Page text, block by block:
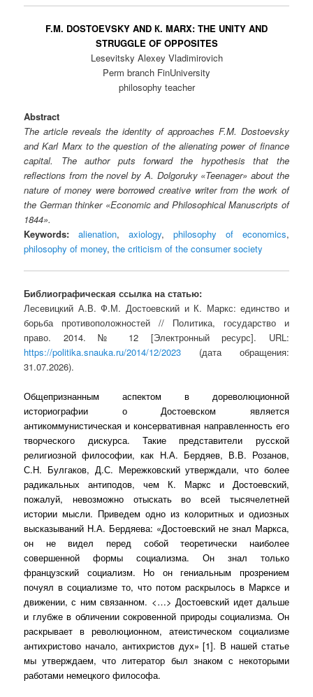
F.M. DOSTOEVSKY AND К. MARX: THE UNITY AND
STRUGGLE OF OPPOSITES
Lesevitsky Alexey Vladimirovich
Perm branch FinUniversity
philosophy teacher
Abstract
The article reveals the identity of approaches F.M. Dostoevsky
and Karl Marx to the question of the alienating power of finance
capital. The author puts forward the hypothesis that the
reflections from the novel by A. Dolgoruky «Teenager» about the
nature of money were borrowed creative writer from the work of
the German thinker «Economic and Philosophical Manuscripts of
1844».
Keywords:
alienation,axiology, philosophy of economics,
philosophy of money,the criticism of the consumer society
Библиографическая ссылка на статью:
Лесевицкий А.В. Ф.М. Достоевский и К. Маркс: единство и
борьба противоположностей // Политика, государство и
право. 2014. № 12 [Электронный ресурс]. URL:
https://politika.snauka.ru/2014/12/2023 (дата обращения:
31.07.2026).
Общепризнанным аспектом в дореволюционной
историографии о Достоевском является
антикоммунистическая и консервативная направленность его
творческого дискурса. Такие представители русской
религиозной философии, как Н.А. Бердяев, В.В. Розанов,
С.Н. Булгаков, Д.С. Мережковский утверждали, что более
радикальных антиподов, чем К. Маркс и Достоевский,
пожалуй, невозможно отыскать во всей тысячелетней
истории мысли. Приведем одно из колоритных и одиозных
высказываний Н.А. Бердяева: «Достоевский не знал Маркса,
он не видел перед собой теоретически наиболее
совершенной формы социализма. Он знал только
французский социализм. Но он гениальным прозрением
почуял в социализме то, что потом раскрылось в Марксе и
движении, с ним связанном. <…> Достоевский идет дальше
и глубже в обличении сокровенной природы социализма. Он
раскрывает в революционном, атеистическом социализме
антихристово начало, антихристов дух» [1]. В нашей статье
мы утверждаем, что литератор был знаком с некоторыми
работами немецкого философа.